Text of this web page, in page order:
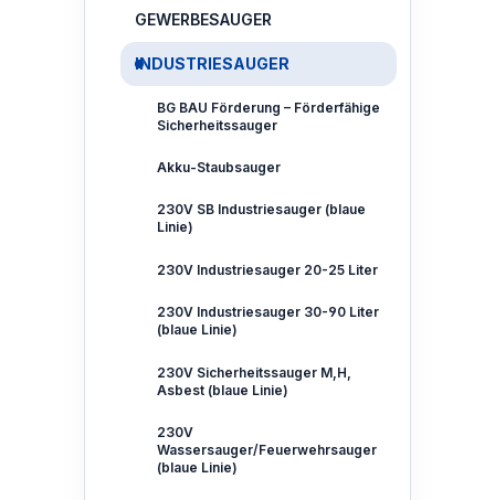
GEWERBESAUGER
INDUSTRIESAUGER
BG BAU Förderung – Förderfähige
Sicherheitssauger
Akku-Staubsauger
230V SB Industriesauger (blaue
Linie)
230V Industriesauger 20-25 Liter
230V Industriesauger 30-90 Liter
(blaue Linie)
230V Sicherheitssauger M,H,
Asbest (blaue Linie)
230V
Wassersauger/Feuerwehrsauger
(blaue Linie)